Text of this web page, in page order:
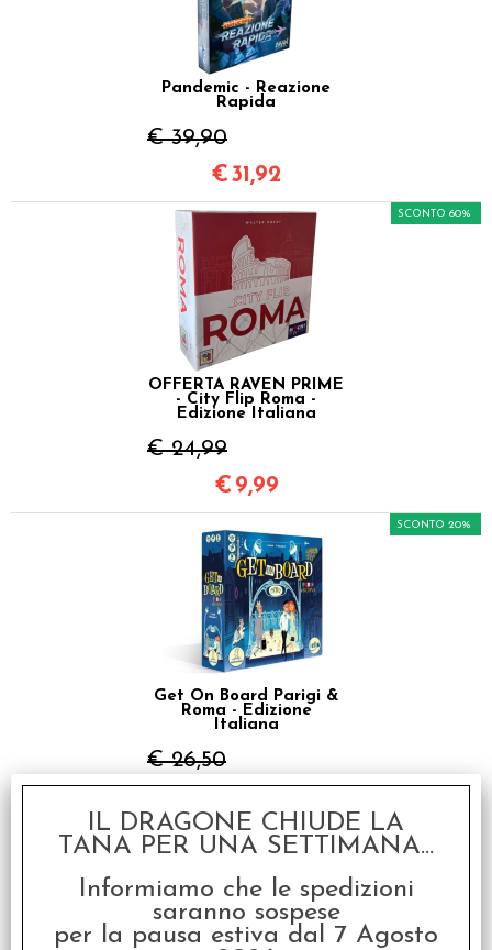
Pandemic - Reazione
Rapida
€ 39,90
€31,92
OFFERTA RAVEN PRIME
- City Flip Roma -
Edizione Italiana
€ 24,99
SCONTO 60%
€ 9,99
Get On Board Parigi &
Roma - Edizione
Italiana
€ 26,50
SCONTO 20%
prodotto, hanno scelto anche questi
articoli
IL DRAGONE CHIUDE LA
TANA PER UNA SETTIMANA...
Informiamo che le spedizioni
saranno sospese
per la pausa estiva dal 7 Agosto